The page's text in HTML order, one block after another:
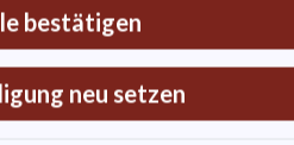
bestätigen
neu setzen